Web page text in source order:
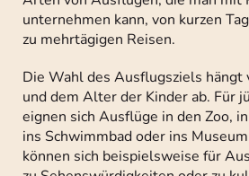
unternehmen kann, von kurzen
zu mehrtägigen Reisen.
Die Wahl des Ausflugsziels hängt
und dem Alter der Kinder ab. Für
eignen sich Ausflüge in den Zoo,
ins Schwimmbad oder ins
können sich beispielsweise für